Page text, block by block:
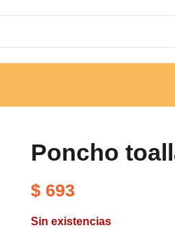
Poncho
$ 693
Sin existencias